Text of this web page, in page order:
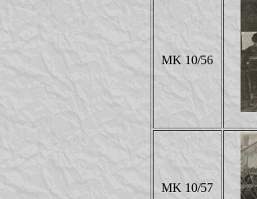
MK 10/56
MK 10/57